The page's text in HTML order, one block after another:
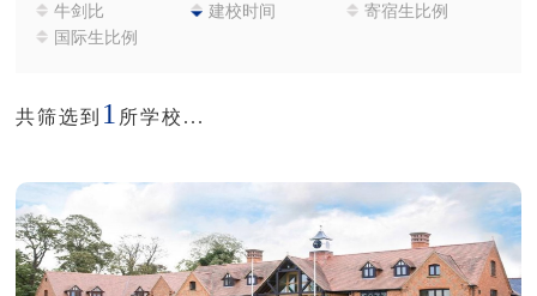
牛剑比
建校时间
寄宿生比例
国际生比例
共筛选到 1 所学校...